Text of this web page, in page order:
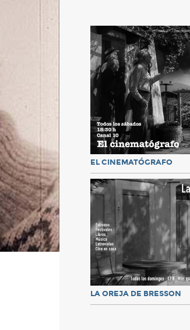
EL CINEMATÓGRAFO
LA OREJA DE BRESSON